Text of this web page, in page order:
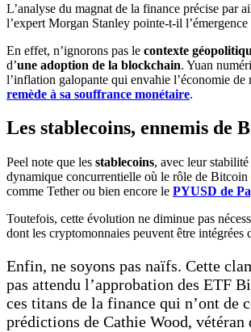
L’analyse du magnat de la finance précise par
l’expert Morgan Stanley pointe-t-il l’émergence
En effet, n’ignorons pas le contexte
d’une adoption de la blockchain. Yuan
l’inflation galopante qui envahie l’économie
remède à sa souffrance monétaire.
Les stablecoins, ennemis de
Peel note que les stablecoins, avec leur
dynamique concurrentielle où le rôle de Bitcoin
comme Tether ou bien encore le PYUSD de
Toutefois, cette évolution ne diminue pas
dont les cryptomonnaies peuvent être intégrées
Enfin, ne soyons pas naïfs. Cette
pas attendu l’approbation des ETF
ces titans de la finance qui n’ont de
prédictions de Cathie Wood,